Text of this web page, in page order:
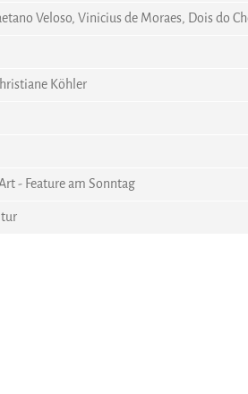
Veloso, Vinicius de Moraes, Dois do
Köhler
- Feature am Sonntag